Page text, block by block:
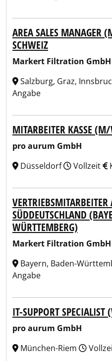
AREA SALES MANAGER
SCHWEIZ
Markert Filtration GmbH
Salzburg, Graz,
Angabe
MITARBEITER KASSE
pro aurum GmbH
Düsseldorf
Vollzeit
VERTRIEBSMITARBEITER
ÜDDEUTSCHLAND
ÜRTTEMBERG)
Markert Filtration GmbH
Bayern, Baden-
Angabe
IT-SUPPORT
pro aurum GmbH
München-Riem